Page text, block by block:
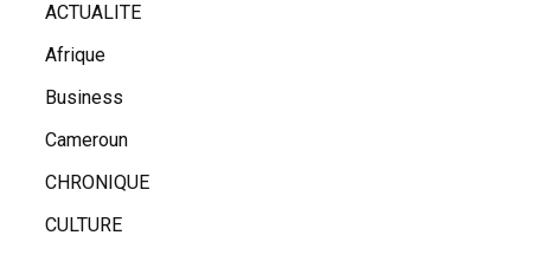
ACTUALITE
Afrique
Business
Cameroun
CHRONIQUE
CULTURE